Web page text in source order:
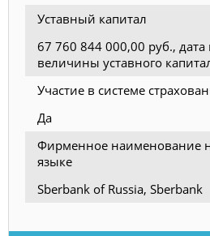
Уставный капитал
67 760 844 000,00 руб.,
величины уставного
Участие в системе
Да
Фирменное наименование
языке
Sberbank of Russia, Sberbank